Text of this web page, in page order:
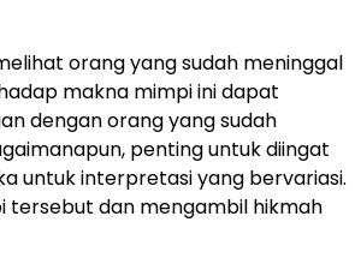
orang yang sudah meninggal
makna mimpi ini dapat
dengan orang yang sudah
penting untuk diingat
untuk interpretasi yang bervariasi.
tersebut dan mengambil hikmah